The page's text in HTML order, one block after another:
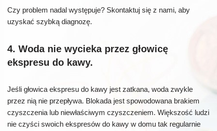
Czy problem nadal występuje? Skontaktuj się z nami, aby
uzyskać szybką diagnozę.
4. Woda nie wycieka przez głowicę
ekspresu do kawy.
Jeśli głowica ekspresu do kawy jest zatkana, woda zwykle
przez nią nie przepływa. Blokada jest spowodowana brakiem
czyszczenia lub niewłaściwym czyszczeniem. Większość ludzi
nie czyści swoich ekspresów do kawy w domu tak regularnie